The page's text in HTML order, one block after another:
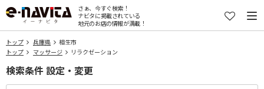
さぁ、今すぐ検索！
ナビタに掲載されている
地元のお店の情報が満載！
トップ 兵庫県
相生市
トップ
マッサージ リラクゼーション
検索条件 設定・変更